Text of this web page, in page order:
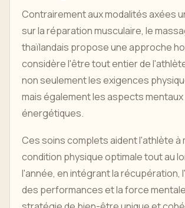
Contrairement aux modalités axées
sur la réparation musculaire, le
thaïlandais propose une approche
considère l'être tout entier de
non seulement les exigences
mais également les aspects
énergétiques.
Ces soins complets aident l'athlète à
condition physique optimale tout au
l'année, en intégrant la récupération,
des performances et la force